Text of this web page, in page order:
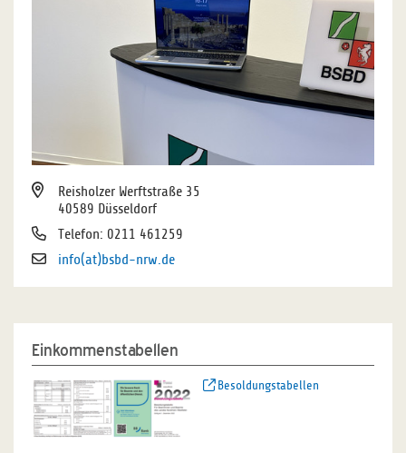
Reisholzer Werftstraße 35
40589 Düsseldorf
Telefon: 0211 461259
info(at)bsbd-nrw.de
Einkommenstabellen
Besoldungstabellen